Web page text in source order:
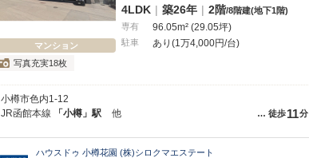
マンション
写真充実18枚
4LDK | 築26年 | 2階/8階建(地下1階)
専有
96.05m² (29.05坪)
駐車 あり(1万4,000円/台)
小樽市色内1-12
… 徒歩11分
JR函館本線 「小樽」駅 他
ハウスドゥ 小樽花園 (株)シロクマエステート